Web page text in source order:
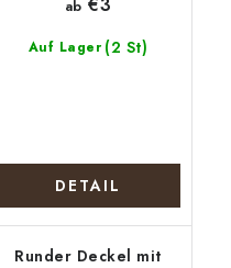
Auf Lager (2 St)
ab
DETAIL
Runder Deckel mit